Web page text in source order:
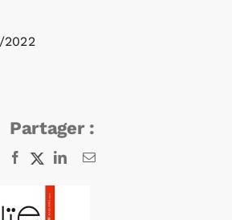
2022
Partager :
Facebook
X LinkedInEmail